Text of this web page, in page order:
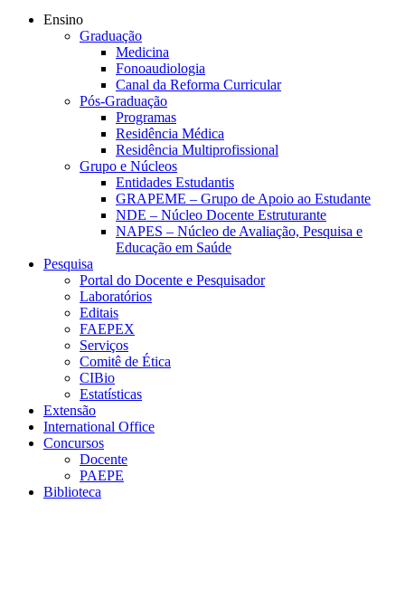
Ensino
Graduação
Medicina
Fonoaudiologia
Canal da Reforma Curricular
Pós-Graduação
Programas
Residência Médica
Residência Multiprofissional
Grupo e Núcleos
Entidades Estudantis
GRAPEME – Grupo de Apoio ao Estudante
NDE – Núcleo Docente Estruturante
NAPES – Núcleo de Avaliação, Pesquisa e
Educação em Saúde
Pesquisa
Portal do Docente e Pesquisador
Laboratórios
Editais
FAEPEX
Serviços
Comitê de Ética
CIBio
Estatísticas
Extensão
International Office
Concursos
Docente
PAEPE
Biblioteca